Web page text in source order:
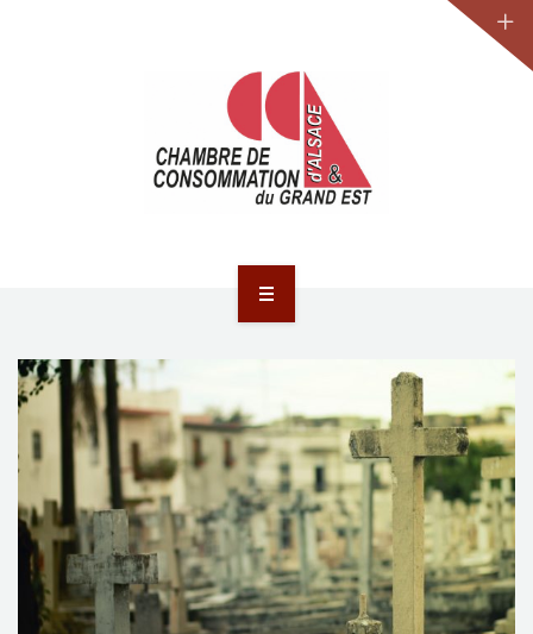
ACTUALITÉS
JURIDIQUE
LA CCA-GE
NOS ACTIONS
CONTACT